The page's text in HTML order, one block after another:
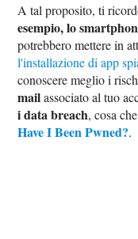
A tal proposito, ti
esempio, lo
potrebbero mettere in
l'installazione di app
conoscere meglio i
mailassociato al tuo
i data breach, cosa
Have I Been Pwned?.